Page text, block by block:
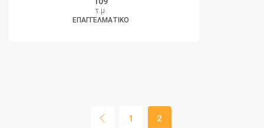
τ.μ.
ΕΠΑΓΓΕΛΜΑΤΙΚΌ
1 2